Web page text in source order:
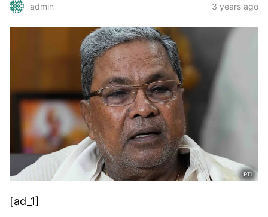
admin 3 years ago
[ad_1]